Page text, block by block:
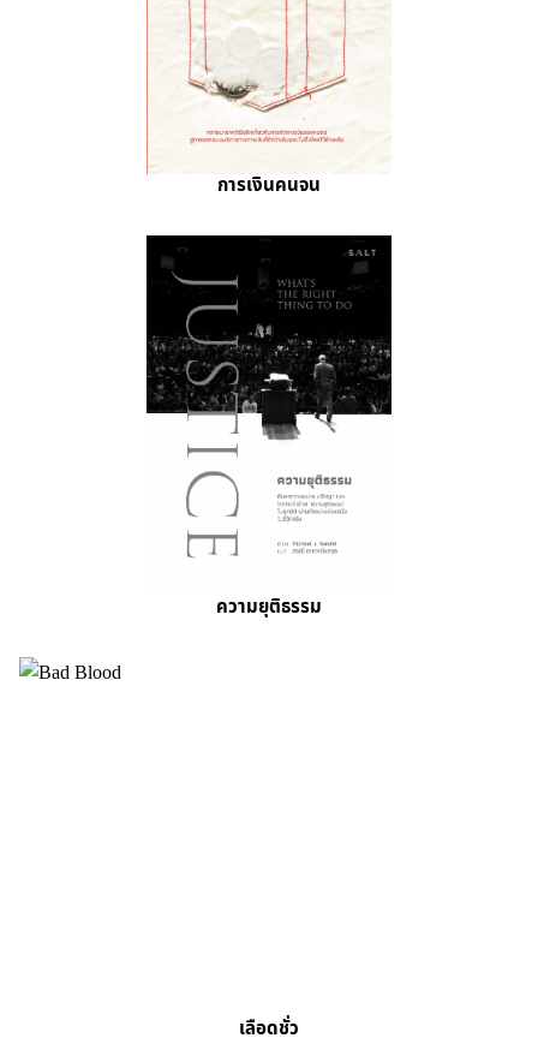
การเงินคนจน
ความยุติธรรม
เลือดชั่ว